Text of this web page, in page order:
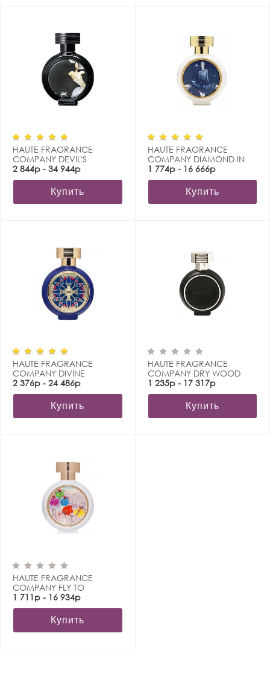
HAUTE FRAGRANCE
COMPANY DEVIL'S
INTRIGUE
2 844р - 34 944р
Купить
HAUTE FRAGRANCE
COMPANY DIAMOND IN
THE SKY
1 774р - 16 666р
Купить
HAUTE FRAGRANCE
COMPANY DIVINE
BLOSSOM
2 376р - 24 486р
Купить
HAUTE FRAGRANCE
COMPANY DRY WOOD
1 235р - 17 317р
Купить
HAUTE FRAGRANCE
COMPANY FLY TO
MIRACLE
1 711р - 16 934р
Купить